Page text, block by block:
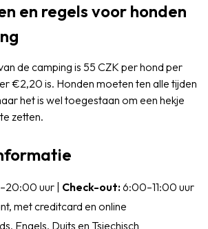
en regels voor honden
de camping is 55 CZK per hond per
€2,20 is. Honden moeten ten alle tijden
het is wel toegestaan om een hekje
zetten.
uur | Check-out:6:00–11:00 uur
met creditcard en online
Engels, Duits en Tsjechisch